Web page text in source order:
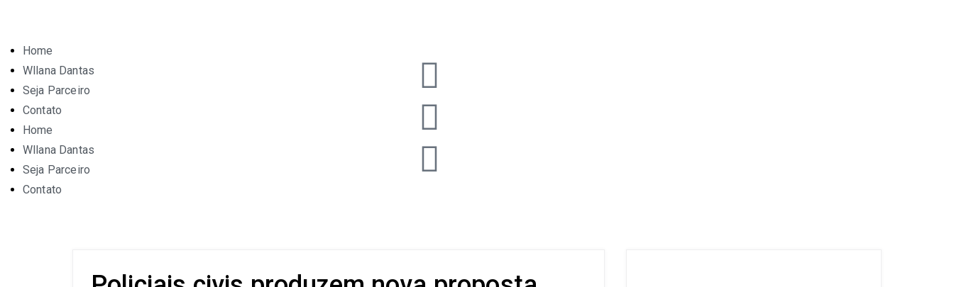
Home
Wllana Dantas
Seja Parceiro
Contato
Home
Wllana Dantas
Seja Parceiro
Contato